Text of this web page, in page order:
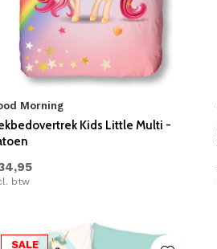
Morning
Kids Little Multi -
btw
SALE